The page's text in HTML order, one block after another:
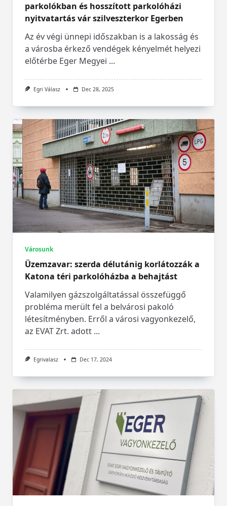
parkolókban és hosszított parkolóházi
nyitvatartás vár szilveszterkor Egerben
Az év végi ünnepi időszakban is a lakosság és
a városba érkező vendégek kényelmét helyezi
előtérbe Eger Megyei ...
Egri Válasz Dec 28, 2025
Városunk
Üzemzavar: szerda délutánig korlátozzák a
Katona téri parkolóházba a behajtást
Valamilyen gázszolgáltatással összefüggő
probléma merült fel a belvárosi pakoló
létesítményben. Erről a városi vagyonkezelő,
az EVAT Zrt. adott ...
Egrivalasz Dec 17, 2024